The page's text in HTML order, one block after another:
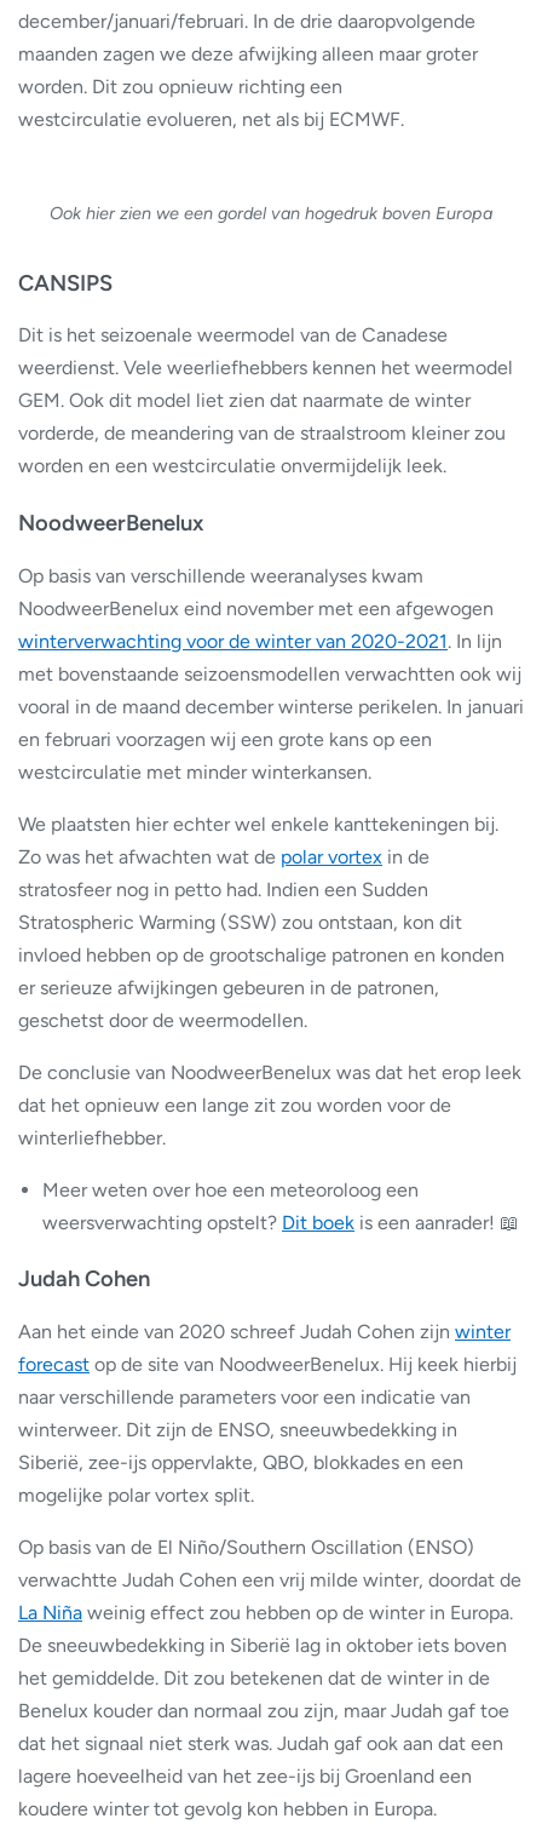
december/januari/februari. In de drie daaropvolgende
maanden zagen we deze afwijking alleen maar groter
worden. Dit zou opnieuw richting een
westcirculatie evolueren, net als bij ECMWF.
Ook hier zien we een gordel van hogedruk boven Europa
CANSIPS
Dit is het seizoenale weermodel van de Canadese
weerdienst. Vele weerliefhebbers kennen het weermodel
GEM. Ook dit model liet zien dat naarmate de winter
vorderde, de meandering van de straalstroom kleiner zou
worden en een westcirculatie onvermijdelijk leek.
NoodweerBenelux
Op basis van verschillende weeranalyses kwam
NoodweerBenelux eind november met een afgewogen
winterverwachting voor de winter van 2020-2021. In lijn
met bovenstaande seizoensmodellen verwachtten ook wij
vooral in de maand december winterse perikelen. In januari
en februari voorzagen wij een grote kans op een
westcirculatie met minder winterkansen.
We plaatsten hier echter wel enkele kanttekeningen bij.
Zo was het afwachten wat de polar vortex in de
stratosfeer nog in petto had. Indien een Sudden
Stratospheric Warming (SSW) zou ontstaan, kon dit
invloed hebben op de grootschalige patronen en konden
er serieuze afwijkingen gebeuren in de patronen,
geschetst door de weermodellen.
De conclusie van NoodweerBenelux was dat het erop leek
dat het opnieuw een lange zit zou worden voor de
winterliefhebber.
Meer weten over hoe een meteoroloog een
weersverwachting opstelt? Dit boek is een aanrader! 📖
Judah Cohen
Aan het einde van 2020 schreef Judah Cohen zijn winter
forecast op de site van NoodweerBenelux. Hij keek hierbij
naar verschillende parameters voor een indicatie van
winterweer. Dit zijn de ENSO, sneeuwbedekking in
Siberië, zee-ijs oppervlakte, QBO, blokkades en een
mogelijke polar vortex split.
Op basis van de El Niño/Southern Oscillation (ENSO)
verwachtte Judah Cohen een vrij milde winter, doordat de
La Niña weinig effect zou hebben op de winter in Europa.
De sneeuwbedekking in Siberië lag in oktober iets boven
het gemiddelde. Dit zou betekenen dat de winter in de
Benelux kouder dan normaal zou zijn, maar Judah gaf toe
dat het signaal niet sterk was. Judah gaf ook aan dat een
lagere hoeveelheid van het zee-ijs bij Groenland een
koudere winter tot gevolg kon hebben in Europa.